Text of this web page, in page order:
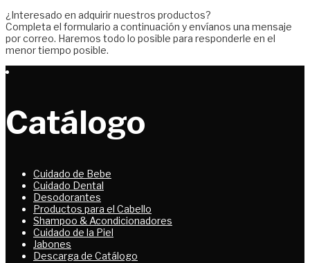
¿Interesado en adquirir nuestros productos?
Completa el formulario a continuación y envíanos una mensaje
por correo. Haremos todo lo posible para responderle en el
menor tiempo posible.
Catálogo
Cuidado de Bebe
Cuidado Dental
Desodorantes
Productos para el Cabello
Shampoo & Acondicionadores
Cuidado de la Piel
Jabones
Descarga de Catálogo